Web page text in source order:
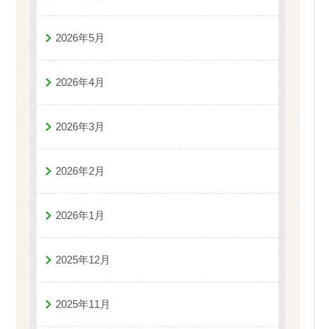
2026年5月
2026年4月
2026年3月
2026年2月
2026年1月
2025年12月
2025年11月